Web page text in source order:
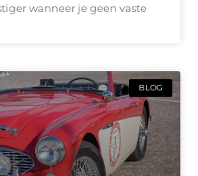
wanneer je geen vaste
BLOG